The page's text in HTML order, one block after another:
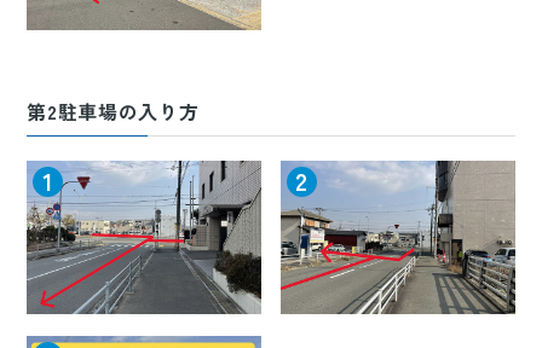
第2駐車場の入り方
1 2